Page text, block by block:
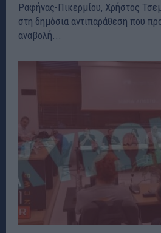
Ραφήνας-Πικερμίου, Χρήστος
στη δημόσια αντιπαράθεση που
αναβολή...